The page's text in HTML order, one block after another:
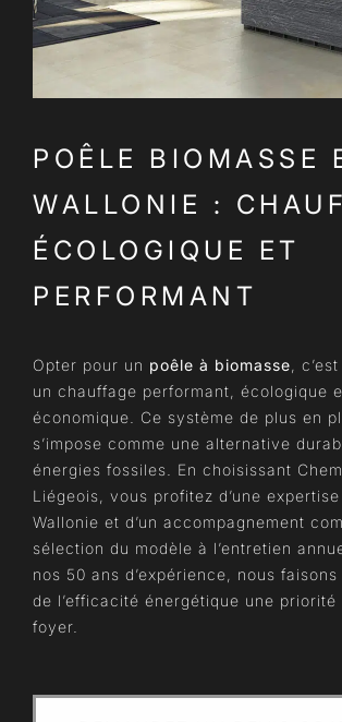
POÊLE BIOMASSE
WALLONIE :
ÉCOLOGIQUE ET
PERFORMANT
Opter pour un poêle à biomasse,
un chauffage performant, écologique
économique. Ce système de plus en
s’impose comme une alternative
énergies fossiles. En choisissant
Liégeois, vous profitez d’une
Wallonie et d’un accompagnement
sélection du modèle à l’entretien
nos 50 ans d’expérience, nous
de l’efficacité énergétique une priorité
foyer.